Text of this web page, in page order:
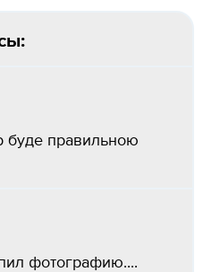
буде правильною
фотографию....